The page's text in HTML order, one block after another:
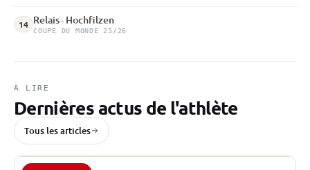
14 Relais · Hochfilzen
COUPE DU MONDE 25/26
À LIRE
Dernières actus de l'athlète
Tous les articles